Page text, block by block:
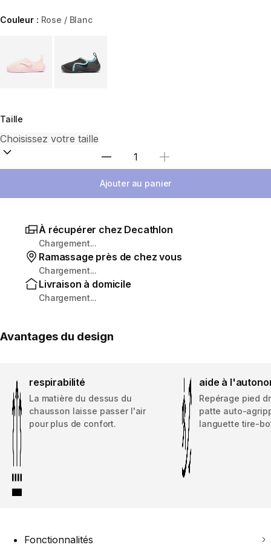
Couleur : Rose / Blanc
Taille
Sélectionnez la quantité
Ajouter au panier
À récupérer chez Decathlon
Chargement...
Ramassage près de chez vous
Chargement...
Livraison à domicile
Chargement...
Avantages du design
respirabilité
La matière du dessus du
chausson laisse passer l'air
pour plus de confort.
aide à
Repérage pied
patte auto-
languette tire-
Fonctionnalités